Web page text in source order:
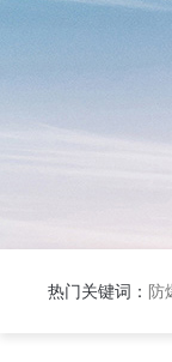
热门关键词： 防